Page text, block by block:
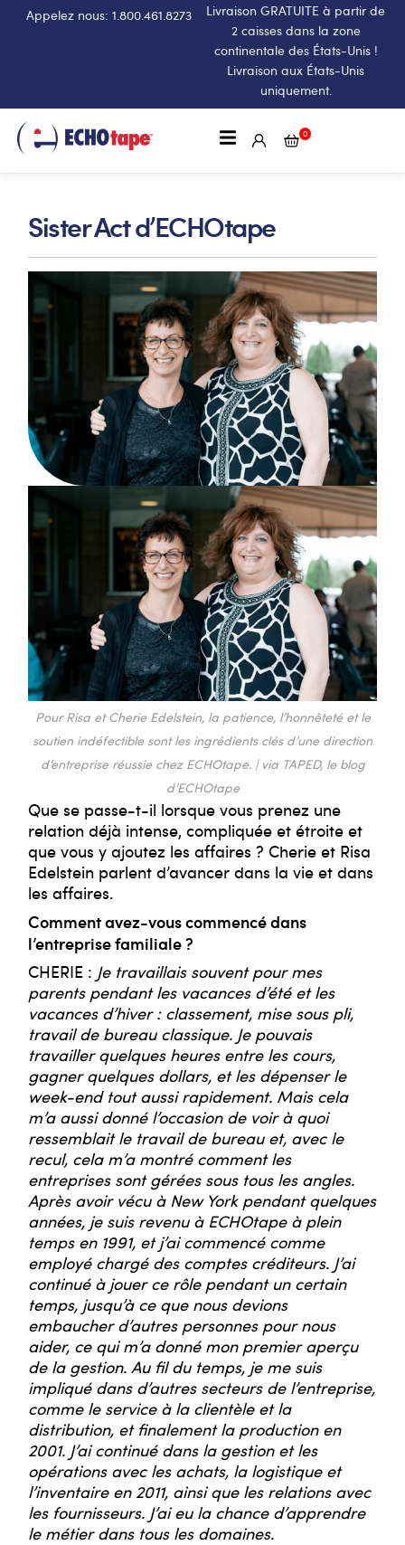
Appelez nous: 1.800.461.8273
Livraison GRATUITE à partir de
2 caisses dans la zone
continentale des États-Unis !
Livraison aux États-Unis
uniquement.
0
Sister Act d’ECHOtape
Pour Risa et Cherie Edelstein, la patience, l’honnêteté et le
soutien indéfectible sont les ingrédients clés d’une direction
d’entreprise réussie chez ECHOtape. | via TAPED, le blog
d’ECHOtape
Que se passe-t-il lorsque vous prenez une
relation déjà intense, compliquée et étroite et
que vous y ajoutez les affaires ? Cherie et Risa
Edelstein parlent d’avancer dans la vie et dans
les affaires.
Comment avez-vous commencé dans
l’entreprise familiale ?
CHERIE : Je travaillais souvent pour mes
parents pendant les vacances d’été et les
vacances d’hiver : classement, mise sous pli,
travail de bureau classique. Je pouvais
travailler quelques heures entre les cours,
gagner quelques dollars, et les dépenser le
week-end tout aussi rapidement. Mais cela
m’a aussi donné l’occasion de voir à quoi
ressemblait le travail de bureau et, avec le
recul, cela m’a montré comment les
entreprises sont gérées sous tous les angles.
Après avoir vécu à New York pendant quelques
années, je suis revenu à ECHOtape à plein
temps en 1991, et j’ai commencé comme
employé chargé des comptes créditeurs. J’ai
continué à jouer ce rôle pendant un certain
temps, jusqu’à ce que nous devions
embaucher d’autres personnes pour nous
aider, ce qui m’a donné mon premier aperçu
de la gestion. Au fil du temps, je me suis
impliqué dans d’autres secteurs de l’entreprise,
comme le service à la clientèle et la
distribution, et finalement la production en
2001. J’ai continué dans la gestion et les
opérations avec les achats, la logistique et
l’inventaire en 2011, ainsi que les relations avec
les fournisseurs. J’ai eu la chance d’apprendre
le métier dans tous les domaines.